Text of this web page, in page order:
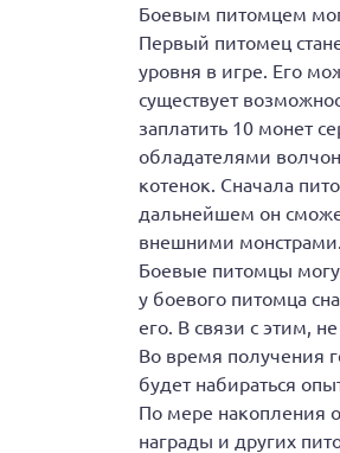
Боевым питомцем
Первый питомец
уровня в игре. Его
существует
заплатить 10 монет
обладателями
котенок. Сначала
дальнейшем он
внешними монстрами.
Боевые питомцы
у боевого питомца
его. В связи с этим,
Во время получения
будет набираться
По мере накопления
награды и других